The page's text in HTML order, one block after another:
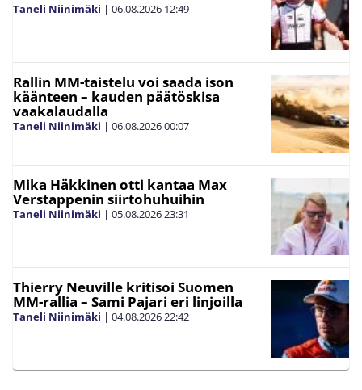
Taneli Niinimäki | 06.08.2026 12:49
Rallin MM-taistelu voi saada ison
käänteen – kauden päätöskisa
vaakalaudalla
Taneli Niinimäki | 06.08.202600:07
Mika Häkkinen otti kantaa Max
Verstappenin siirtohuhuihin
Taneli Niinimäki | 05.08.202623:31
Thierry Neuville kritisoi Suomen
MM-rallia – Sami Pajari eri linjoilla
Taneli Niinimäki | 04.08.202622:42